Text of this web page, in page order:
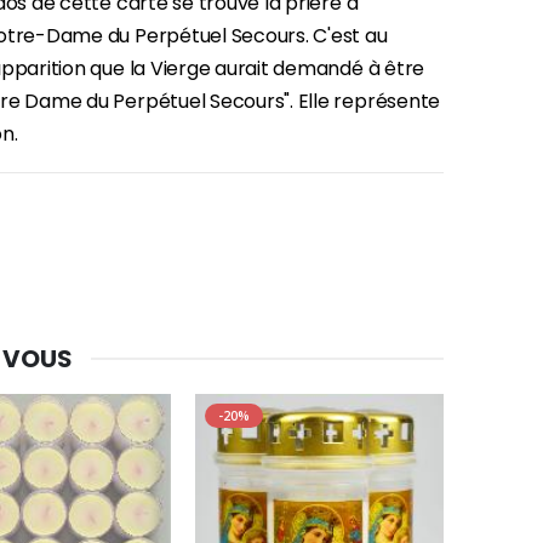
€7.00
-20%
Déposez votre Neuvaine à Lourdes
€12.00 €9.60
Dame du Perpétuel Secours. C'est au
que la Vierge aurait demandé à être
Dame du Perpétuel Secours". Elle représente
-20%